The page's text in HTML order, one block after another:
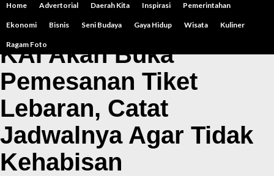
Home Advertorial Daerah Kita Inspirasi Pemerintahan
Ekonomi Bisnis Seni Budaya Gaya Hidup Wisata Kuliner
Ragam Foto
KAI Akan Buka
Pemesanan Tiket
Lebaran, Catat
Jadwalnya Agar Tidak
Kehabisan